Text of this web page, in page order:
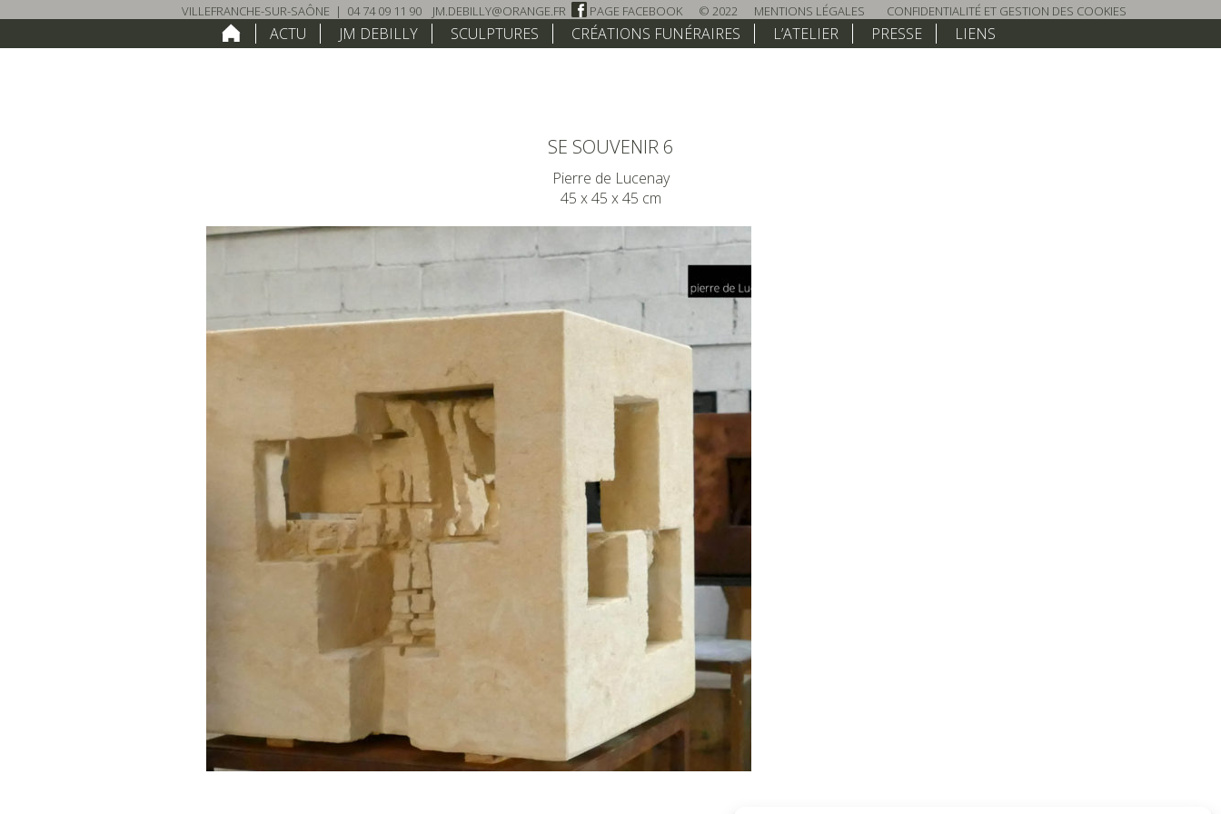
VILLEFRANCHE-SUR-SAÔNE | 04 74 09 11 90 JM.DEBILLY@ORANGE.FR PAGE FACEBOOK © 2022 MENTIONS LÉGALES CONFIDENTIALITÉ ET GESTION DES COOKIES
HOME ACTU JM DEBILLY SCULPTURES CRÉATIONS FUNÉRAIRES L’ATELIER PRESSE LIENS
SE SOUVENIR 6
Pierre de Lucenay
45 x 45 x 45 cm